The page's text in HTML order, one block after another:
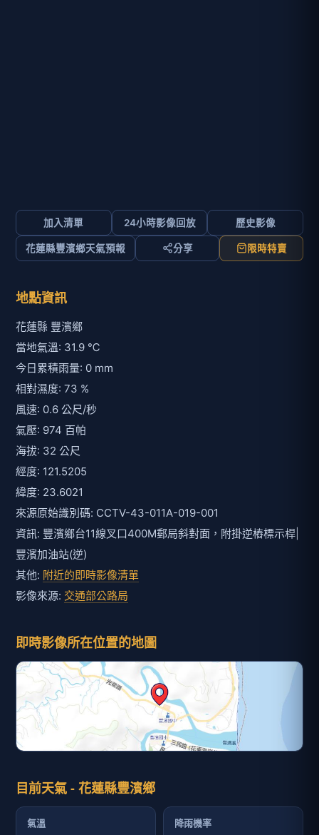
加入清單 24小時影像回放 歷史影像
花蓮縣豐濱鄉天氣預報 分享 限時特賣
地點資訊
花蓮縣 豐濱鄉
當地氣溫: 31.9 ℃
今日累積雨量: 0 mm
相對濕度: 73 %
風速: 0.6 公尺/秒
氣壓: 974 百帕
海拔: 32 公尺
經度: 121.5205
緯度: 23.6021
來源原始識別碼: CCTV-43-011A-019-001
資訊: 豐濱鄉台11線叉口400M郵局斜對面，附掛逆樁標示桿|
豐濱加油站(逆)
其他: 附近的即時影像清單
影像來源: 交通部公路局
即時影像所在位置的地圖
目前天氣 - 花蓮縣豐濱鄉
氣溫 降雨機率